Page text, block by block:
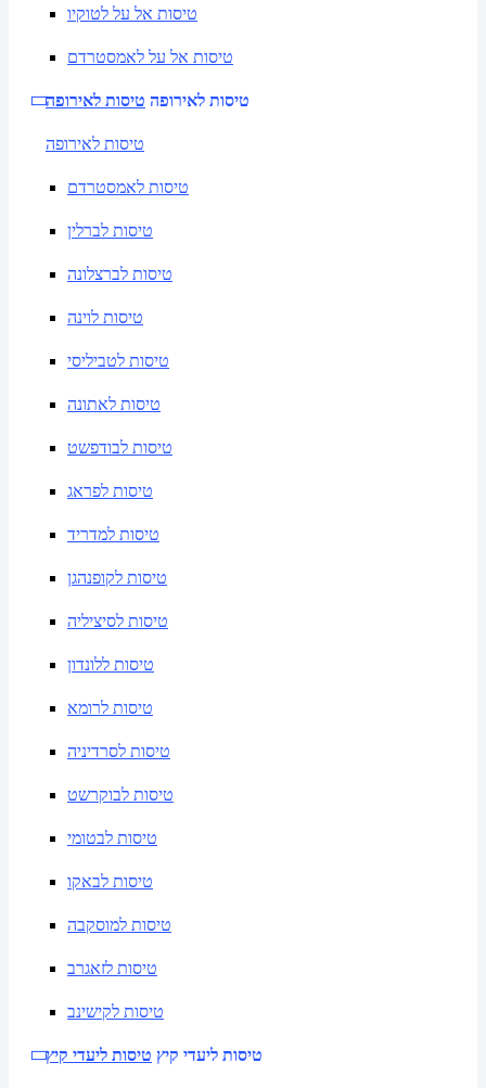
טיסות אל על לטוקיו
טיסות אל על לאמסטרדם
טיסות לאירופה טיסות לאירופה
טיסות לאירופה
טיסות לאמסטרדם
טיסות לברלין
טיסות לברצלונה
טיסות לוינה
טיסות לטביליסי
טיסות לאתונה
טיסות לבודפשט
טיסות לפראג
טיסות למדריד
טיסות לקופנהגן
טיסות לסיציליה
טיסות ללונדון
טיסות לרומא
טיסות לסרדיניה
טיסות לבוקרשט
טיסות לבטומי
טיסות לבאקו
טיסות למוסקבה
טיסות לזאגרב
טיסות לקישינב
טיסות ליעדי קיץ טיסות ליעדי קיץ